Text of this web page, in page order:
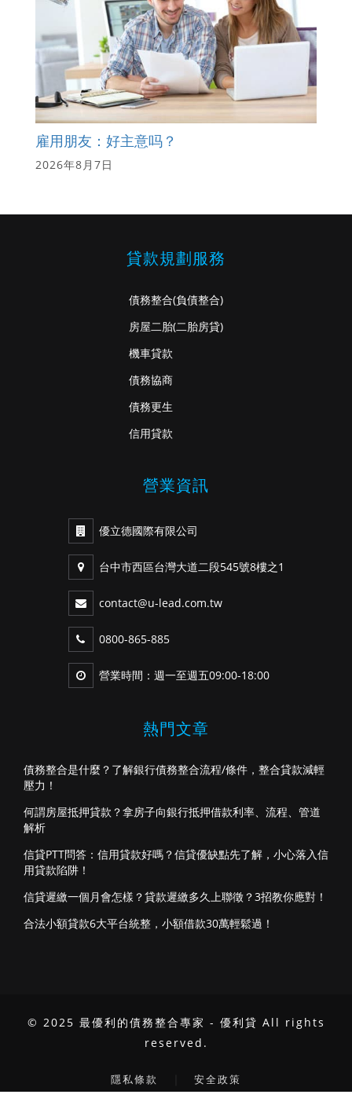
雇用朋友：好主意吗？
2026年8月7日
貸款規劃服務
債務整合(負債整合)
房屋二胎(二胎房貸)
機車貸款
債務協商
債務更生
信用貸款
營業資訊
優立德國際有限公司
台中市西區台灣大道二段545號8樓之1
contact@u-lead.com.tw
0800-865-885
營業時間：週一至週五09:00-18:00
熱門文章
債務整合是什麼？了解銀行債務整合流程/條件，整合貸款減輕
壓力！
何謂房屋抵押貸款？拿房子向銀行抵押借款利率、流程、管道
解析
信貸PTT問答：信用貸款好嗎？信貸優缺點先了解，小心落入信
用貸款陷阱！
信貸遲繳一個月會怎樣？貸款遲繳多久上聯徵？3招教你應對！
合法小額貸款6大平台統整，小額借款30萬輕鬆過！
© 2025 最優利的債務整合專家 - 優利貸 All rights
reserved.
隱私條款 安全政策